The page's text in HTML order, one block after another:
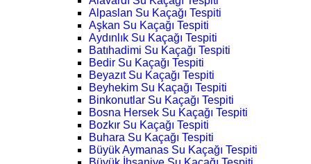
Alpaslan Su Kaçağı Tespiti
Aşkan Su Kaçağı Tespiti
Aydınlık Su Kaçağı Tespiti
Batıhadimi Su Kaçağı Tespiti
Bedir Su Kaçağı Tespiti
Beyazıt Su Kaçağı Tespiti
Beyhekim Su Kaçağı Tespiti
Binkonutlar Su Kaçağı Tespiti
Bosna Hersek Su Kaçağı Tespiti
Bozkır Su Kaçağı Tespiti
Buhara Su Kaçağı Tespiti
Büyük Aymanas Su Kaçağı Tespiti